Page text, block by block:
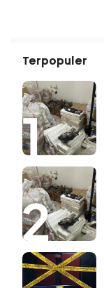
Terpopuler